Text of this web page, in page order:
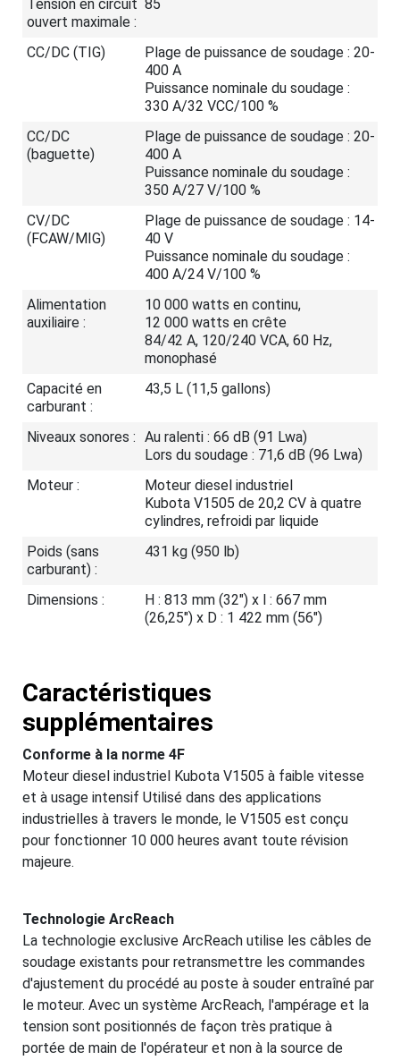
Tension en circuit
ouvert maximale :
85
CC/DC (TIG)
Plage de puissance de soudage : 20-
400 A
Puissance nominale du soudage :
330 A/32 VCC/100 %
CC/DC
(baguette)
Plage de puissance de soudage : 20-
400 A
Puissance nominale du soudage :
350 A/27 V/100 %
CV/DC
(FCAW/MIG)
Plage de puissance de soudage : 14-
40 V
Puissance nominale du soudage :
400 A/24 V/100 %
Alimentation
auxiliaire :
10 000 watts en continu,
12 000 watts en crête
84/42 A, 120/240 VCA, 60 Hz,
monophasé
Capacité en
carburant :
43,5 L (11,5 gallons)
Niveaux sonores : Au ralenti : 66 dB (91 Lwa)
Lors du soudage : 71,6 dB (96 Lwa)
Moteur :
Moteur diesel industriel
Kubota V1505 de 20,2 CV à quatre
cylindres, refroidi par liquide
Poids (sans
carburant) :
431 kg (950 lb)
Dimensions :
H : 813 mm (32") x l : 667 mm
(26,25") x D : 1 422 mm (56")
Caractéristiques
supplémentaires
Conforme à la norme 4F
Moteur diesel industriel Kubota V1505 à faible vitesse
et à usage intensif Utilisé dans des applications
industrielles à travers le monde, le V1505 est conçu
pour fonctionner 10 000 heures avant toute révision
majeure.
Technologie ArcReach
La technologie exclusive ArcReach utilise les câbles de
soudage existants pour retransmettre les commandes
d'ajustement du procédé au poste à souder entraîné par
le moteur. Avec un système ArcReach, l'ampérage et la
tension sont positionnés de façon très pratique à
portée de main de l'opérateur et non à la source de